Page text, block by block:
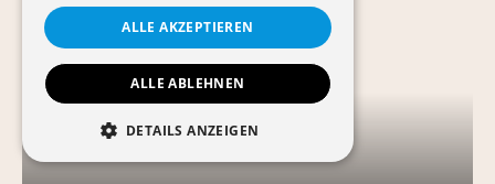
ALLE AKZEPTIEREN
ALLE ABLEHNEN
DETAILS ANZEIGEN